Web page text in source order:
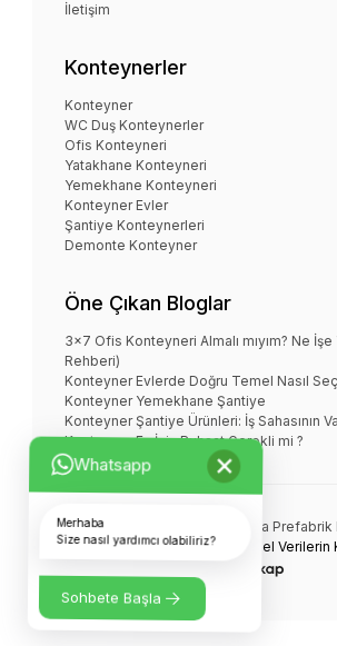
İletişim
Konteynerler
Konteyner
WC Duş Konteynerler
Ofis Konteyneri
Yatakhane Konteyneri
Yemekhane Konteyneri
Konteyner Evler
Şantiye Konteynerleri
Demonte Konteyner
Öne Çıkan Bloglar
3x7 Ofis Konteyneri Almalı mıyım? Ne İşe
Rehberi)
Konteyner Evlerde Doğru Temel Nasıl
Konteyner Yemekhane Şantiye
Konteyner Şantiye Ürünleri: İş Sahasının
Konteyner Ev İçin Ruhsat Gerekli mi ?
NOVA KONTEYNER bir Nova Prefabrik
© Tüm Hakları Saklıdır.
Kişisel Verilerin
Whatsapp ×
Merhaba
Size nasıl yardımcı olabiliriz?
Sohbete Başla